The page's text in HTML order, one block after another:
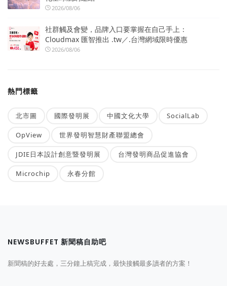
2026/08/06
社群觸及會變，品牌入口要掌握在自己手上：
Cloudmax 匯智推出 .tw／.台灣網域限時優惠
2026/08/06
熱門標籤
北市圖 國際發明展 中國文化大學 SocialLab
OpView 世界發明智慧財產聯盟總會
JDIE日本設計創意暨發明展 台灣發明商品促進協會
Microchip 永春分館
NEWSBUFFET 新聞稿自助吧
新聞稿的好去處，三分鐘上稿完成，最快接觸最多讀者的方案！